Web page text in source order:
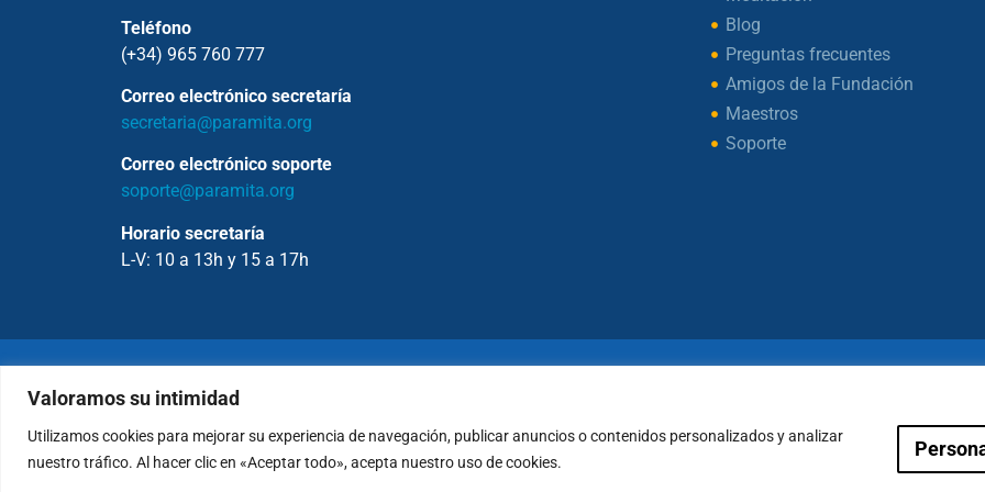
Valoramos su intimidad
Utilizamos cookies para mejorar su experiencia de navegación, publicar anuncios o contenidos personalizados y analizar
nuestro tráfico. Al hacer clic en «Aceptar todo», acepta nuestro uso de cookies.
Teléfono
(+34) 965 760 777
Correo electrónico secretaría
secretaria@paramita.org
Correo electrónico soporte
soporte@paramita.org
Horario secretaría
L-V: 10 a 13h y 15 a 17h
Blog
Preguntas frecuentes
Amigos de la Fundación
Maestros
Soporte
Política de Privacidad Condiciones de Pagos Política de Cookies